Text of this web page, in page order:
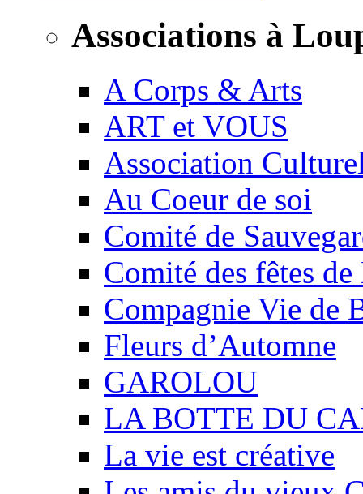
Associations à
A Corps & Arts
ART et VOUS
Association
Au Coeur de soi
Comité de
Comité des fêtes
Compagnie Vie de
Fleurs d’Automne
GAROLOU
LA BOTTE DU
La vie est créative